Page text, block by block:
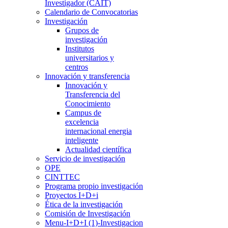
Investigador (CAIT)
Calendario de Convocatorias
Investigación
Grupos de
investigación
Institutos
universitarios y
centros
Innovación y transferencia
Innovación y
Transferencia del
Conocimiento
Campus de
excelencia
internacional energia
inteligente
Actualidad científica
Servicio de investigación
OPE
CINTTEC
Programa propio investigación
Proyectos I+D+i
Ética de la investigación
Comisión de Investigación
Menu-I+D+I (1)-Investigacion